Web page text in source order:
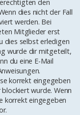
den
dies nicht der Fall
werden. Bei
Mitglieder erst
dies selbst erledigen
wurde dir mitgeteilt,
du eine E-Mail
korrekt eingegeben
wurde. Wenn
korrekt eingegeben